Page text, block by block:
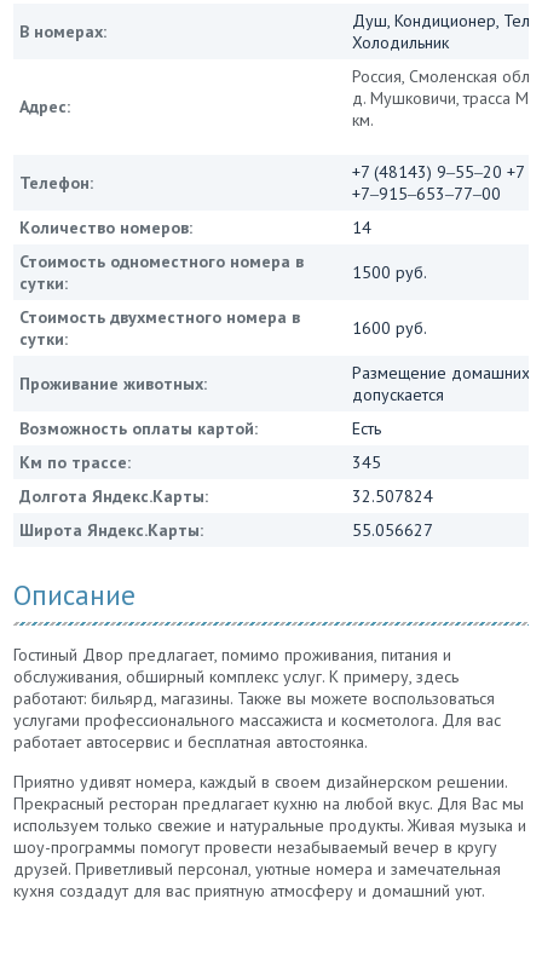
В номерах:
Душ, Кондиционер,
Холодильник
Адрес:
Россия, Смоленская
д. Мушковичи, трасса М-
км.
Телефон:
+7 (48143) 9‒55‒20 +7
+7‒915‒653‒77‒00
Количество номеров:
14
Стоимость одноместного номера в
сутки:
1500 руб.
Стоимость двухместного номера в
сутки:
1600 руб.
Проживание животных:
Размещение домашних
допускается
Возможность оплаты картой:
Есть
Км по трассе:
345
Долгота Яндекс.Карты:
32.507824
Широта Яндекс.Карты:
55.056627
Описание
Гостиный Двор предлагает, помимо проживания, питания и
обслуживания, обширный комплекс услуг. К примеру, здесь
работают: бильярд, магазины. Также вы можете воспользоваться
услугами професcионального массажиста и косметолога. Для вас
работает автосервис и бесплатная автостоянка.
Приятно удивят номера, каждый в своем дизайнерском решении.
Прекрасный ресторан предлагает кухню на любой вкус. Для Вас мы
используем только свежие и натуральные продукты. Живая музыка и
шоу-программы помогут провести незабываемый вечер в кругу
друзей. Приветливый персонал, уютные номера и замечательная
кухня создадут для вас приятную атмосферу и домашний уют.